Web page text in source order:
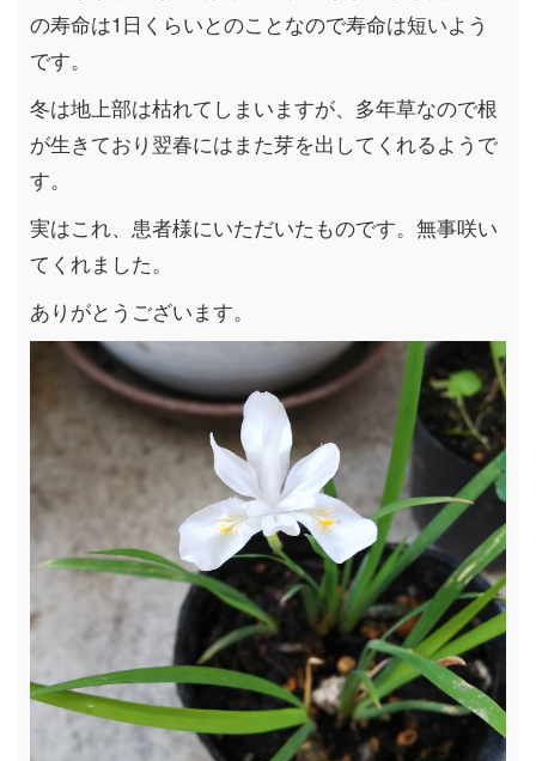
の寿命は1日くらいとのことなので寿命は短いよう
です。
冬は地上部は枯れてしまいますが、多年草なので根
が生きており翌春にはまた芽を出してくれるようで
す。
実はこれ、患者様にいただいたものです。無事咲い
てくれました。
ありがとうございます。